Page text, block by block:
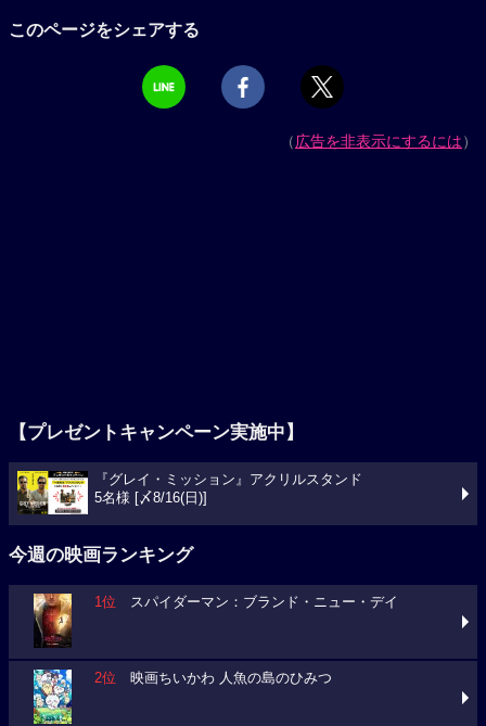
このページをシェアする
（広告を非表示にするには）
【プレゼントキャンペーン実施中】
『グレイ・ミッション』アクリルスタンド
5名様 [〆8/16(日)]
今週の映画ランキング
1位 スパイダーマン：ブランド・ニュー・デイ
2位 映画ちいかわ 人魚の島のひみつ